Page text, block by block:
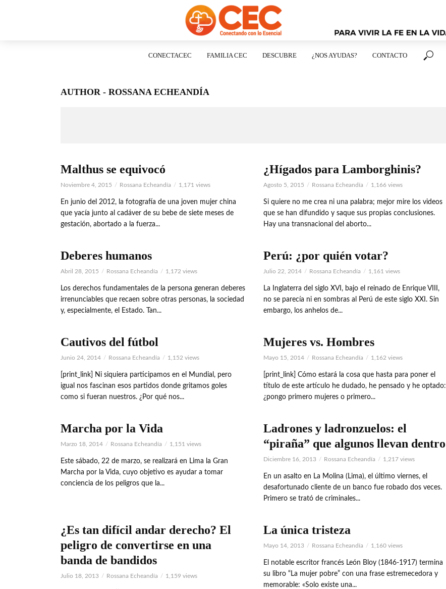
CONECTACEC FAMILIA CEC DESCUBRE ¿NOS AYUDAS? CONTACTO
AUTHOR - ROSSANA ECHEANDÍA
Malthus se equivocó
Noviembre 4, 2015 Rossana Echeandía 1,171 views
En junio del 2012, la fotografía de una joven mujer china
que yacía junto al cadáver de su bebe de siete meses de
gestación, abortado a la fuerza...
¿Hígados para Lamborghinis?
Agosto 5, 2015 Rossana Echeandía 1,166 views
Si quiere no me crea ni una palabra; mejor mire los videos
que se han difundido y saque sus propias conclusiones.
Hay una transnacional del aborto...
Deberes humanos
Abril 28, 2015 Rossana Echeandía 1,172 views
Los derechos fundamentales de la persona generan deberes
irrenunciables que recaen sobre otras personas, la sociedad
y, especialmente, el Estado. Tan...
Perú: ¿por quién votar?
Julio 22, 2014 Rossana Echeandía 1,161 views
La Inglaterra del siglo XVI, bajo el reinado de Enrique VIII,
no se parecía ni en sombras al Perú de este siglo XXI. Sin
embargo, los anhelos de...
Cautivos del fútbol
Junio 24, 2014 Rossana Echeandía 1,152 views
[print_link] Ni siquiera participamos en el Mundial, pero
igual nos fascinan esos partidos donde gritamos goles
como si fueran nuestros. ¿Por qué nos...
Mujeres vs. Hombres
Mayo 15, 2014 Rossana Echeandía 1,162 views
[print_link] Cómo estará la cosa que hasta para poner el
título de este artículo he dudado, he pensado y he optado:
¿pongo primero mujeres o primero...
Marcha por la Vida
Marzo 18, 2014 Rossana Echeandía 1,151 views
Este sábado, 22 de marzo, se realizará en Lima la Gran
Marcha por la Vida, cuyo objetivo es ayudar a tomar
conciencia de los peligros que la...
Ladrones y ladronzuelos: el
“piraña” que algunos llevan dentro
Diciembre 16, 2013 Rossana Echeandía 1,217 views
En un asalto en La Molina (Lima), el último viernes, el
desafortunado cliente de un banco fue robado dos veces.
Primero se trató de criminales...
¿Es tan difícil andar derecho? El
peligro de convertirse en una
banda de bandidos
Julio 18, 2013 Rossana Echeandía 1,159 views
La única tristeza
Mayo 14, 2013 Rossana Echeandía 1,160 views
El notable escritor francés León Bloy (1846-1917) termina
su libro “La mujer pobre” con una frase estremecedora y
memorable: «Solo existe una...